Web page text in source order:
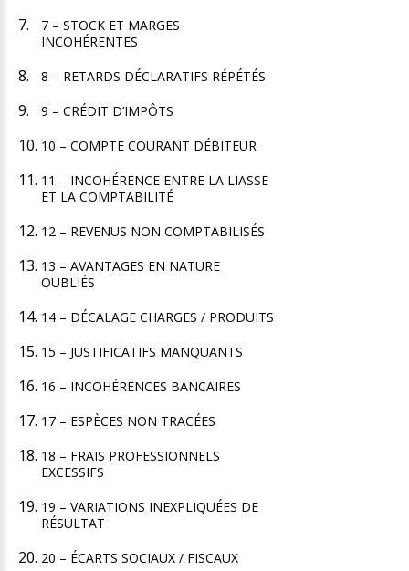
7 – STOCK ET MARGES
INCOHÉRENTES
8 – RETARDS DÉCLARATIFS RÉPÉTÉS
9 – CRÉDIT D’IMPÔTS
10 – COMPTE COURANT DÉBITEUR
11 – INCOHÉRENCE ENTRE LA LIASSE
ET LA COMPTABILITÉ
12 – REVENUS NON COMPTABILISÉS
13 – AVANTAGES EN NATURE
OUBLIÉS
14 – DÉCALAGE CHARGES / PRODUITS
15 – JUSTIFICATIFS MANQUANTS
16 – INCOHÉRENCES BANCAIRES
17 – ESPÈCES NON TRACÉES
18 – FRAIS PROFESSIONNELS
EXCESSIFS
19 – VARIATIONS INEXPLIQUÉES DE
RÉSULTAT
20 – ÉCARTS SOCIAUX / FISCAUX